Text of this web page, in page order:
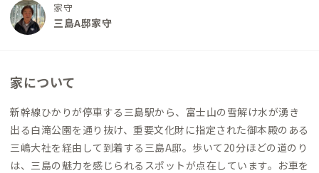
家守
三島A邸家守
家について
新幹線ひかりが停車する三島駅から、富士山の雪解け水が湧き
出る白滝公園を通り抜け、重要文化財に指定された御本殿のある
三嶋大社を経由して到着する三島A邸。歩いて20分ほどの道のり
は、三島の魅力を感じられるスポットが点在しています。お車を